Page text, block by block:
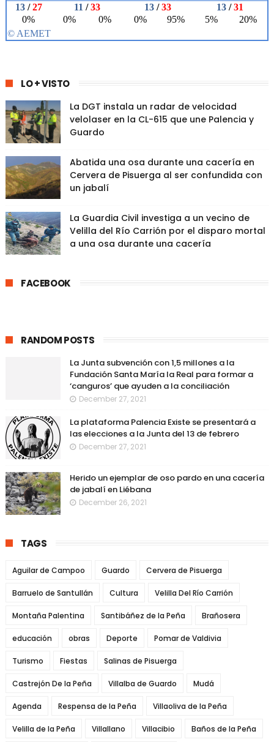
LO + VISTO
La DGT instala un radar de velocidad
velolaser en la CL-615 que une Palencia y
Guardo
Abatida una osa durante una cacería en
Cervera de Pisuerga al ser confundida con
un jabalí
La Guardia Civil investiga a un vecino de
Velilla del Río Carrión por el disparo mortal
a una osa durante una cacería
FACEBOOK
RANDOM POSTS
La Junta subvención con 1,5 millones a la
Fundación Santa María la Real para formar a
‘canguros’ que ayuden a la conciliación
December 27, 2021
La plataforma Palencia Existe se presentará a
las elecciones a la Junta del 13 de febrero
December 27, 2021
Herido un ejemplar de oso pardo en una cacería
de jabalí en Liébana
December 26, 2021
TAGS
Aguilar de Campoo Guardo Cervera de Pisuerga
Barruelo de Santullán Cultura Velilla Del Río Carrión
Montaña Palentina Santibáñez de la Peña Brañosera
educación obras Deporte Pomar de Valdivia
Turismo Fiestas Salinas de Pisuerga
Castrejón De la Peña Villalba de Guardo Mudá
Agenda Respensa de la Peña Villaoliva de la Peña
Velilla de la Peña Villallano Villacibio Baños de la Peña